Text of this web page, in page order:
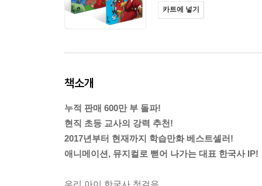
카트에 넣기
책소개
누적 판매 600만 부 돌파!
현직 초등 교사의 강력 추천!
2017년부터 현재까지 학습만화 베스트셀러!
애니메이션, 뮤지컬로 뻗어 나가는 대표 한국사 IP!